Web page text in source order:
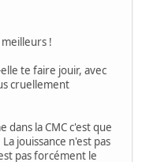
!
te faire jouir, avec
cruellement
dans la CMC c'est que
jouissance n'est pas
pas forcément le